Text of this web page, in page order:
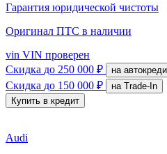
Гарантия юридической чистоты
Оригинал ПТС в наличии
vin VIN проверен
Скидка до 250 000 ₽ на
Скидка до 150 000 ₽
на Trade-In
Купить в кредит
Audi